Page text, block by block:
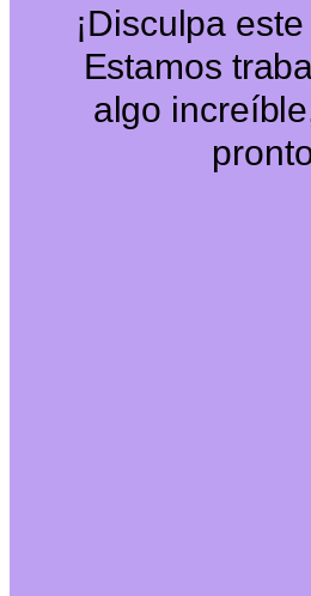
¡Disculpa
Estamos
algo